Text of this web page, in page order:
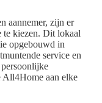
aannemer, zijn er
te kiezen. Dit lokaal
opgebouwd in
service en
All4Home aan elke